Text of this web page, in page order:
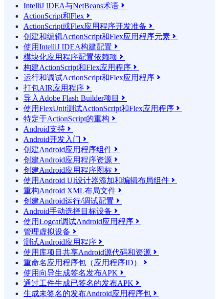
IntelliJ IDEA与NetBeans术语 
ActionScript和Flex 
ActionScript或Flex应用程序开发准备 
创建和编辑ActionScript和Flex应用程序元素 
使用IntelliJ IDEA构建配置 
模块化应用程序配置依赖项 
构建ActionScript和Flex应用程序 
运行和调试ActionScript和Flex应用程序 
打包AIR应用程序 
导入Adobe Flash Builder项目 
使用FlexUnit测试ActionScript和Flex应用程序 
特定于ActionScript的重构 
Android支持 
Android开发入门 
创建Android应用程序组件 
创建Android应用程序资源 
创建Android应用程序图标 
使用Android UI设计器添加和编辑布局组件 
重构Android XML布局文件 
创建Android运行/调试配置 
Android手动选择目标设备 
使用Logcat调试Android应用程序 
管理虚拟设备 
测试Android应用程序 
使用库项目共享Android源代码和资源 
重命名应用程序包（应用程序ID） 
使用向导生成签名发布APK 
通过工件生成已签名的发布APK 
生成未签名的发布Android应用程序包 